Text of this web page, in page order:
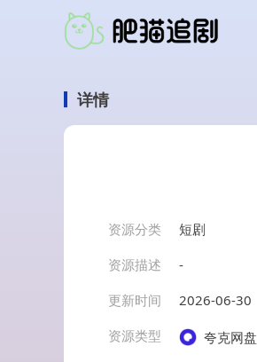
详情
资源分类
短剧
资源描述
-
更新时间
2026-06-30
资源类型
夸克网盘